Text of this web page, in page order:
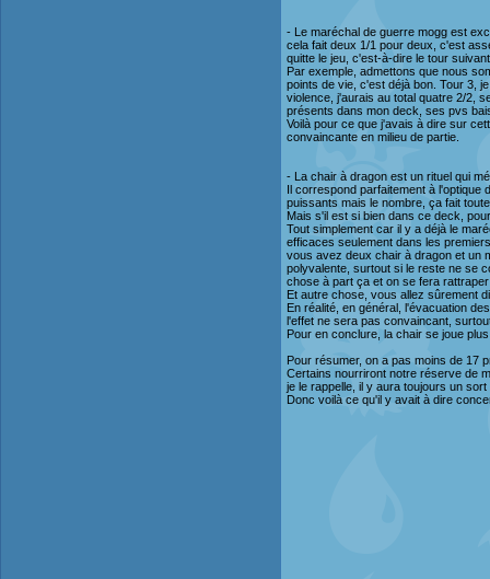
- Le maréchal de guerre mogg est
cela fait deux 1/1 pour deux, c'est
quitte le jeu, c'est-à-dire le tour
Par exemple, admettons que nous
points de vie, c'est déjà bon. Tour 3,
violence, j'aurais au total quatre 2/2,
présents dans mon deck, ses pvs
Voilà pour ce que j'avais à dire sur
convaincante en milieu de partie.
- La chair à dragon est un rituel qui
Il correspond parfaitement à
puissants mais le nombre, ça fait
Mais s'il est si bien dans ce deck,
Tout simplement car il y a déjà le
efficaces seulement dans les
vous avez deux chair à dragon et un
polyvalente, surtout si le reste ne se
chose à part ça et on se fera
Et autre chose, vous allez sûrement
En réalité, en général, l'évacuation
l'effet ne sera pas convaincant,
Pour en conclure, la chair se joue
Pour résumer, on a pas moins de 17
Certains nourriront notre réserve de
je le rappelle, il y aura toujours un
Donc voilà ce qu'il y avait à dire